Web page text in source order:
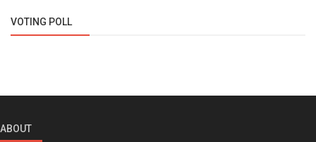
VOTING POLL
ABOUT